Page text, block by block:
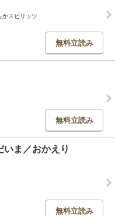
かスピリッツ
無料立読み
無料立読み
ま／おかえり
無料立読み